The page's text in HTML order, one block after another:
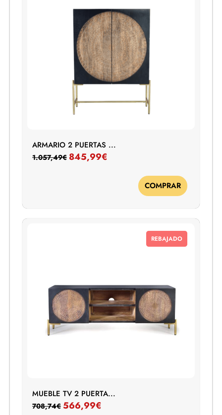
ARMARIO 2 PUERTAS ...
1.057,49€ 845,99€
COMPRAR
REBAJADO
MUEBLE TV 2 PUERTA...
708,74€ 566,99€